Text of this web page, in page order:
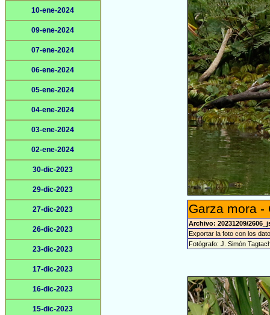
10-ene-2024
09-ene-2024
07-ene-2024
06-ene-2024
05-ene-2024
04-ene-2024
03-ene-2024
02-ene-2024
30-dic-2023
29-dic-2023
27-dic-2023
26-dic-2023
23-dic-2023
17-dic-2023
16-dic-2023
15-dic-2023
Garza mora
Archivo: 20231209/
Exportar la foto con los
Fotógrafo: J. Simón